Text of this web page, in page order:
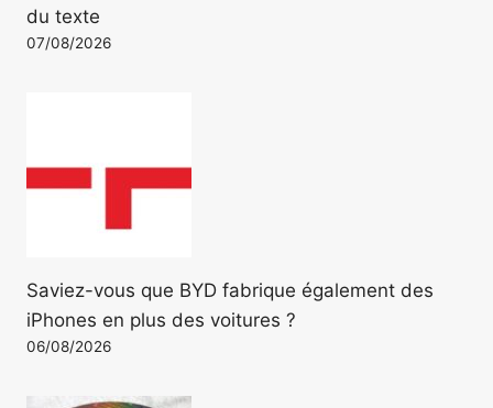
du texte
07/08/2026
Saviez-vous que BYD fabrique également des
iPhones en plus des voitures ?
06/08/2026